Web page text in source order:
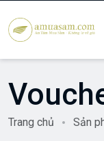
Trang chủ Sản